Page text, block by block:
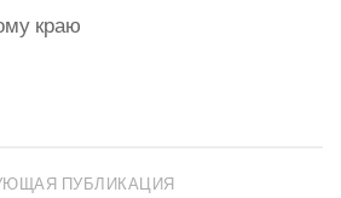
краю
ПУБЛИКАЦИЯ